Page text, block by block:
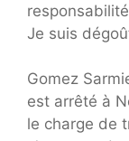
Je suis
Gomez
est arrêté à
le charge de